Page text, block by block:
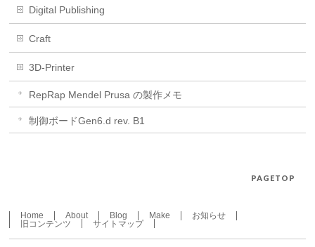
Digital Publishing
Craft
3D-Printer
RepRap Mendel Prusa の製作メモ
制御ボードGen6.d rev. B1
PAGETOP
Home About Blog Make
お知らせ
旧コンテンツ
サイトマップ